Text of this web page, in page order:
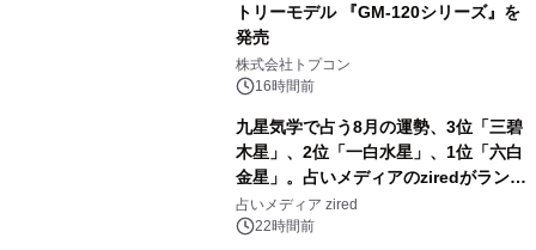
トリーモデル 『GM-120シリーズ』を
発売
株式会社トプコン
16時間前
九星気学で占う8月の運勢、3位「三碧
木星」、2位「一白水星」、1位「六白
金星」。占いメディアのziredがランキ
ングを発表
占いメディア zired
22時間前